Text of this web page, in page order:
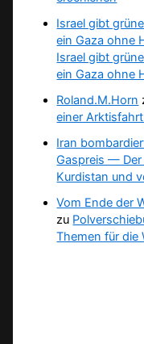
Israel gibt
ein Gaza ohne
Israel gibt
ein Gaza ohne
Roland.M.Horn
einer
Iran
Gaspreis —
Kurdistan und
Vom Ende der
zu
Themen für die